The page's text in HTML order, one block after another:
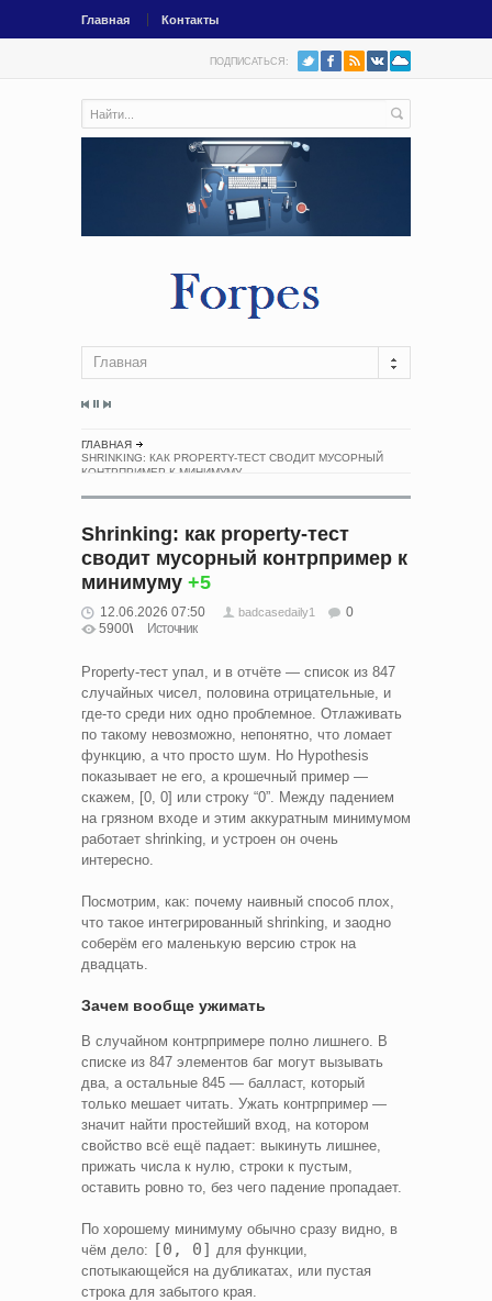
Главная Контакты
ПОДПИСАТЬСЯ:
Главная
ГЛАВНАЯ
SHRINKING: КАК PROPERTY-ТЕСТ СВОДИТ МУСОРНЫЙ
КОНТРПРИМЕР К МИНИМУМУ
Shrinking: как property-тест
сводит мусорный контрпример к
минимуму +5
12.06.2026 07:50 badcasedaily1
0
5900
Источник
Property-тест упал, и в отчёте — список из 847
случайных чисел, половина отрицательные, и
где-то среди них одно проблемное. Отлаживать
по такому невозможно, непонятно, что ломает
функцию, а что просто шум. Но Hypothesis
показывает не его, а крошечный пример —
скажем, [0, 0] или строку “0”. Между падением
на грязном входе и этим аккуратным минимумом
работает shrinking, и устроен он очень
интересно.
Посмотрим, как: почему наивный способ плох,
что такое интегрированный shrinking, и заодно
соберём его маленькую версию строк на
двадцать.
Зачем вообще ужимать
В случайном контрпримере полно лишнего. В
списке из 847 элементов баг могут вызывать
два, а остальные 845 — балласт, который
только мешает читать. Ужать контрпример —
значит найти простейший вход, на котором
свойство всё ещё падает: выкинуть лишнее,
прижать числа к нулю, строки к пустым,
оставить ровно то, без чего падение пропадает.
По хорошему минимуму обычно сразу видно, в
чём дело: [0, 0] для функции,
спотыкающейся на дубликатах, или пустая
строка для забытого края.